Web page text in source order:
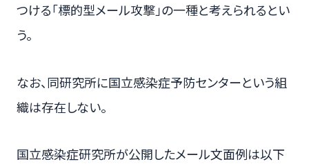
つける「標的型メール攻撃」の一種と考えられるとい
う。
なお、同研究所に国立感染症予防センターという組
織は存在しない。
国立感染症研究所が公開したメール文面例は以下